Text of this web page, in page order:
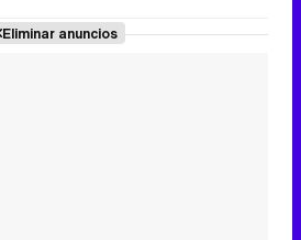
Eliminar anuncios